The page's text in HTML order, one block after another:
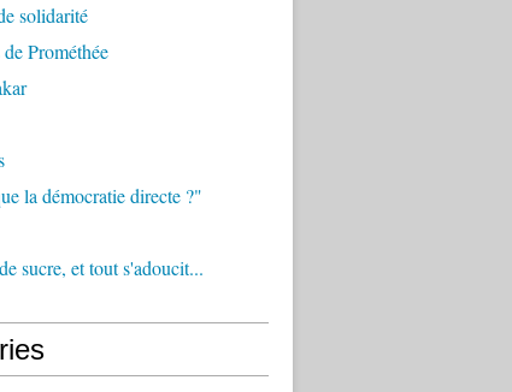
solidarité
Prométhée
la démocratie directe ?"
sucre, et tout s'adoucit...